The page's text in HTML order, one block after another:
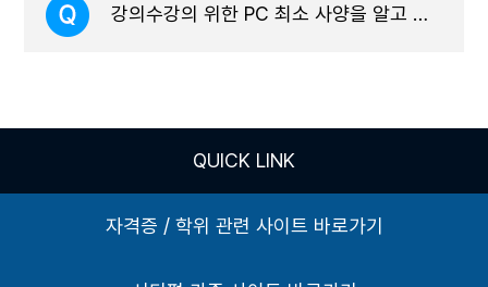
강의수강의 위한 PC 최소 사양을 알고 싶어요!
이상의 사양을 갖춘 PC가 필요합니다.
QUICK LINK
자격증 / 학위 관련 사이트 바로가기